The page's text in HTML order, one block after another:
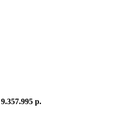
9.357.995 р.